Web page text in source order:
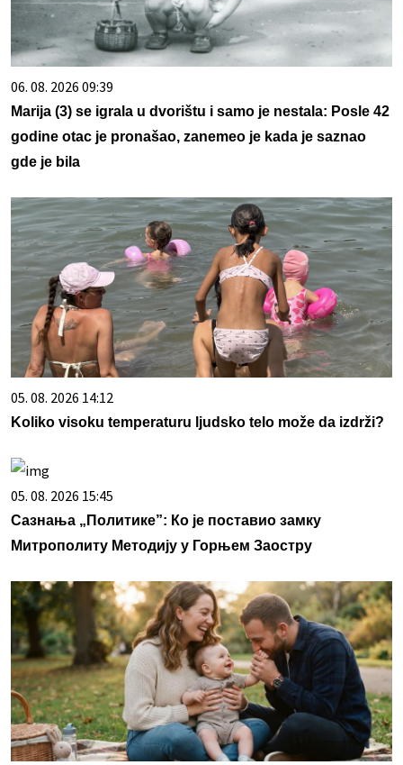
06. 08. 2026 09:39
Marija (3) se igrala u dvorištu i samo je nestala: Posle 42
godine otac je pronašao, zanemeo je kada je saznao
gde je bila
05. 08. 2026 14:12
Koliko visoku temperaturu ljudsko telo može da izdrži?
05. 08. 2026 15:45
Сазнања „Политике”: Ко је поставио замку
Митрополиту Методију у Горњем Заостру